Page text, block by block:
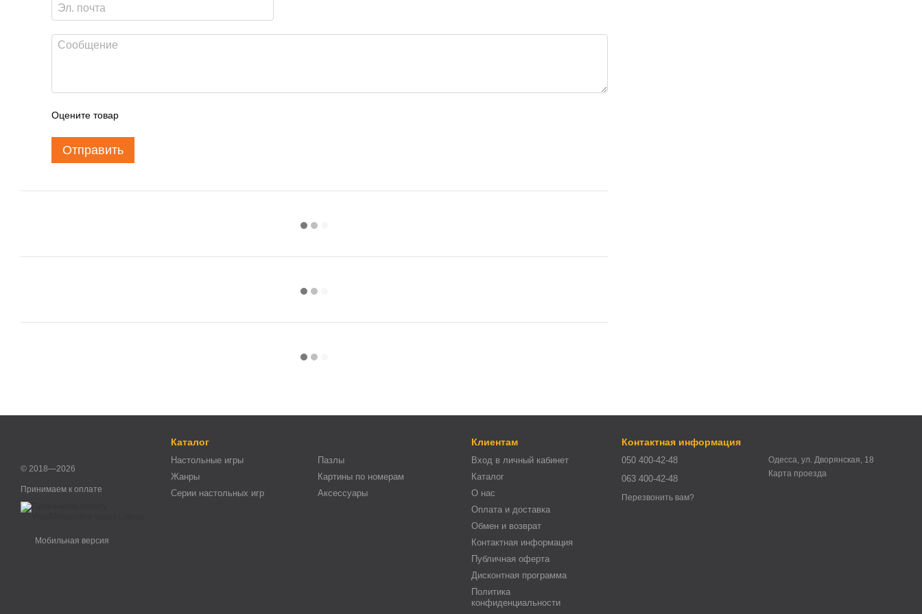
Оцените товар
Отправить
© 2018—2026
Принимаем к оплате
Мобильная версия
Каталог
Настольные игры
Жанры
Серии настольных игр
Пазлы
Картины по номерам
Аксессуары
Клиентам
Вход в личный кабинет
Каталог
О нас
Оплата и доставка
Обмен и возврат
Контактная информация
Публичная оферта
Дисконтная программа
Политика
конфиденциальности
Контактная информация
050 400-42-48
063 400-42-48
Перезвонить вам?
Одесса, ул. Дворянская, 18
Карта проезда